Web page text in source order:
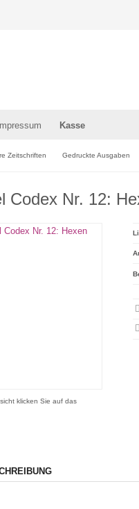
Impressum Kasse
Zeitschriften Gedruckte Ausgaben
Codex Nr. 12:
klicken Sie auf das